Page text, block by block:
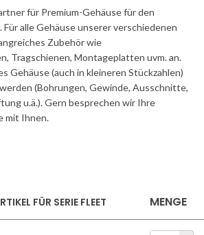
für Premium-Gehäuse für den
alle Gehäuse unserer verschiedenen
Zubehör wie
Tragschienen, Montageplatten uvm. an.
Gehäuse (auch in kleineren Stückzahlen)
(Bohrungen, Gewinde, Ausschnitte,
u.ä.). Gern besprechen wir Ihre
mit Ihnen.
FÜR SERIE FLEET MENGE